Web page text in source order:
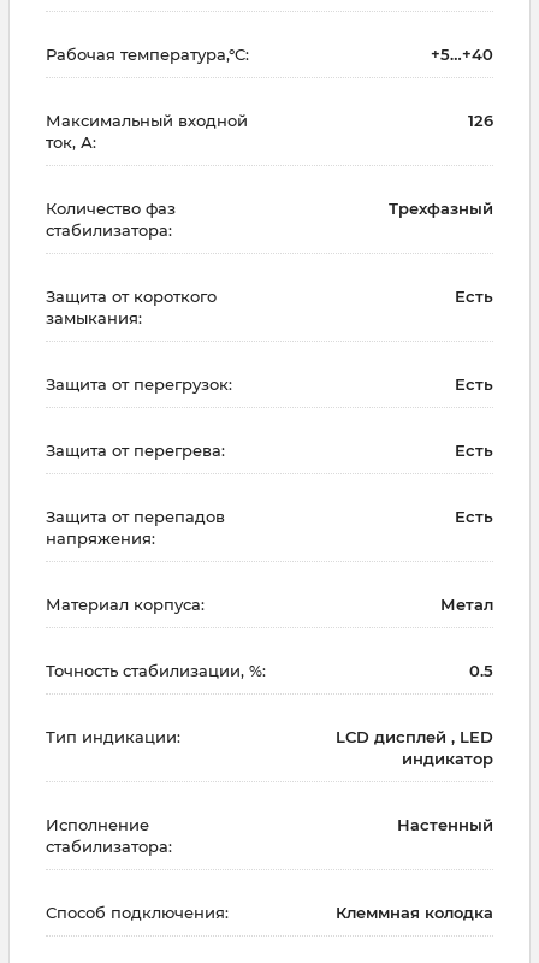
Рабочая температура,°С: +5…+40
Максимальный входной
ток, А:
126
Количество фаз
стабилизатора:
Трехфазный
Защита от короткого
замыкания:
Есть
Защита от перегрузок: Есть
Защита от перегрева: Есть
Защита от перепадов
напряжения:
Есть
Материал корпуса: Метал
Точность стабилизации, %: 0.5
Тип индикации:
LCD дисплей , LED
индикатор
Исполнение
стабилизатора:
Настенный
Способ подключения: Клеммная колодка